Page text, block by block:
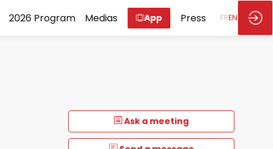
2026 Program Medias App Press FREN
Ask a meeting